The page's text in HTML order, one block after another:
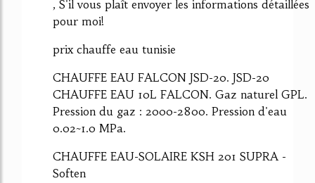
, S'il vous plaît envoyer les informations détaillées
pour moi!
prix chauffe eau tunisie
CHAUFFE EAU FALCON JSD-20. JSD-20
CHAUFFE EAU 10L FALCON. Gaz naturel GPL.
Pression du gaz : 2000-2800. Pression d'eau
0.02~1.0 MPa.
CHAUFFE EAU-SOLAIRE KSH 201 SUPRA -
Soften